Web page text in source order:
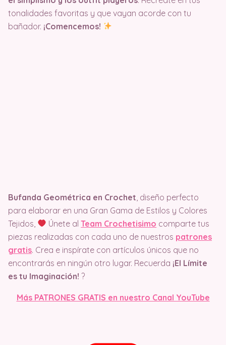
tonalidades favoritas y que vayan acorde con tu
bañador. ¡Comencemos!
Bufanda Geométrica en Crochet , diseño perfecto
para elaborar en una Gran Gama de Estilos y Colores
Tejidos,
Únete alTeam Crochetisimo comparte tus
piezas realizadas con cada uno de nuestros patrones
gratis. Crea e inspírate con artículos únicos que no
encontrarás en ningún otro lugar. Recuerda ¡El Límite
es tu Imaginación! ?
Más PATRONES GRATIS en nuestro Canal YouTube